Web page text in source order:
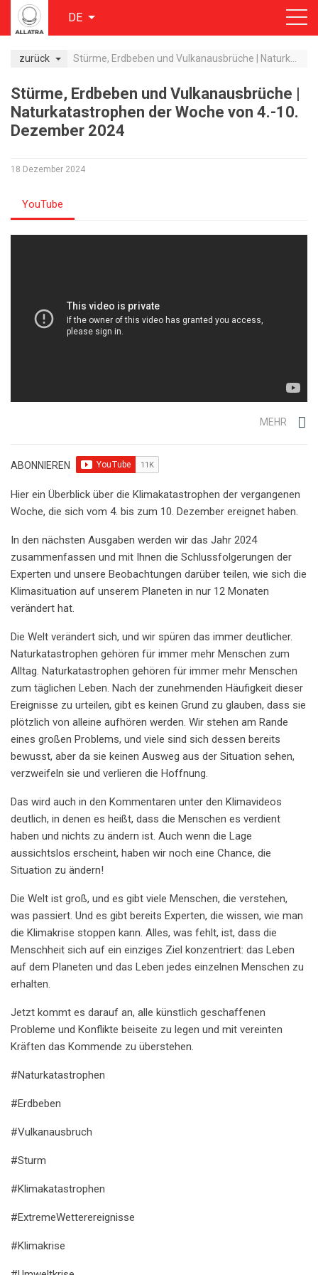
DE
zurück
Stürme, Erdbeben und Vulkanausbrüche |
Naturkatastrophen der Woche von 4.-10.
Dezember 2024
18 Dezember 2024
YouTube
MEHR
ABONNIEREN
Hier ein Überblick über die Klimakatastrophen der vergangenen
Woche, die sich vom 4. bis zum 10. Dezember ereignet haben.
In den nächsten Ausgaben werden wir das Jahr 2024
zusammenfassen und mit Ihnen die Schlussfolgerungen der
Experten und unsere Beobachtungen darüber teilen, wie sich die
Klimasituation auf unserem Planeten in nur 12 Monaten
verändert hat.
Die Welt verändert sich, und wir spüren das immer deutlicher.
Naturkatastrophen gehören für immer mehr Menschen zum
Alltag. Naturkatastrophen gehören für immer mehr Menschen
zum täglichen Leben. Nach der zunehmenden Häufigkeit dieser
Ereignisse zu urteilen, gibt es keinen Grund zu glauben, dass sie
plötzlich von alleine aufhören werden. Wir stehen am Rande
eines großen Problems, und viele sind sich dessen bereits
bewusst, aber da sie keinen Ausweg aus der Situation sehen,
verzweifeln sie und verlieren die Hoffnung.
Das wird auch in den Kommentaren unter den Klimavideos
deutlich, in denen es heißt, dass die Menschen es verdient
haben und nichts zu ändern ist. Auch wenn die Lage
aussichtslos erscheint, haben wir noch eine Chance, die
Situation zu ändern!
Die Welt ist groß, und es gibt viele Menschen, die verstehen,
was passiert. Und es gibt bereits Experten, die wissen, wie man
die Klimakrise stoppen kann. Alles, was fehlt, ist, dass die
Menschheit sich auf ein einziges Ziel konzentriert: das Leben
auf dem Planeten und das Leben jedes einzelnen Menschen zu
erhalten.
Jetzt kommt es darauf an, alle künstlich geschaffenen
Probleme und Konflikte beiseite zu legen und mit vereinten
Kräften das Kommende zu überstehen.
#Naturkatastrophen
#Erdbeben
#Vulkanausbruch
#Sturm
#Klimakatastrophen
#ExtremeWetterereignisse
#Klimakrise